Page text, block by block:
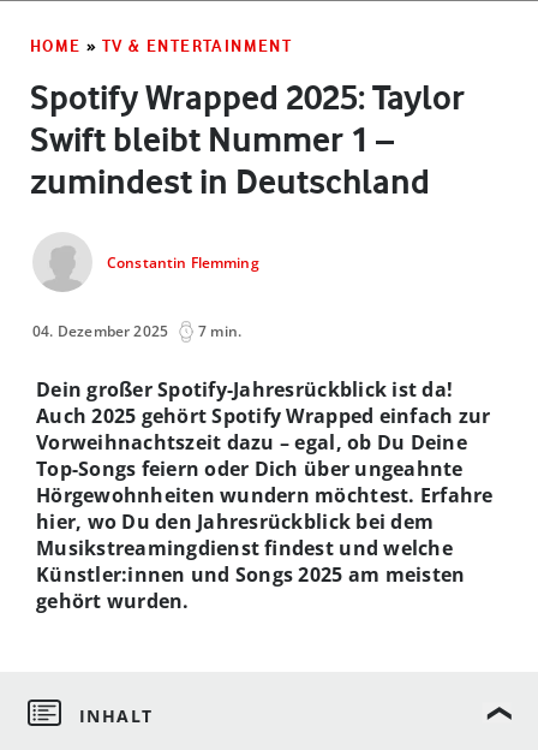
HOME » TV & ENTERTAINMENT
Spotify Wrapped 2025: Taylor
Swift bleibt Nummer 1 –
zumindest in Deutschland
Constantin Flemming
04. Dezember 2025 7 min.
Dein großer Spotify-Jahresrückblick ist da!
Auch 2025 gehört Spotify Wrapped einfach zur
Vorweihnachtszeit dazu – egal, ob Du Deine
Top-Songs feiern oder Dich über ungeahnte
Hörgewohnheiten wundern möchtest. Erfahre
hier, wo Du den Jahresrückblick bei dem
Musikstreamingdienst findest und welche
Künstler:innen und Songs 2025 am meisten
gehört wurden.